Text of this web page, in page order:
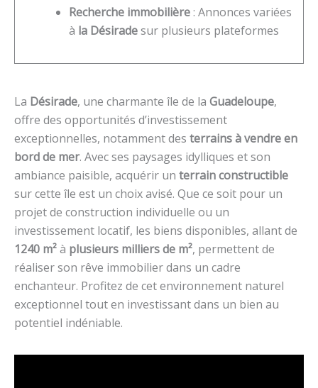
Recherche immobilière : Annonces variées
à la Désiradesur plusieurs plateformes
La Désirade, une charmante île de la Guadeloupe,
offre des opportunités d’investissement
exceptionnelles, notamment des terrains à vendre en
bord de mer. Avec ses paysages idylliques et son
ambiance paisible, acquérir un terrain constructible
sur cette île est un choix avisé. Que ce soit pour un
projet de construction individuelle ou un
investissement locatif, les biens disponibles, allant de
1240 m²à plusieurs milliers de m², permettent de
réaliser son rêve immobilier dans un cadre
enchanteur. Profitez de cet environnement naturel
exceptionnel tout en investissant dans un bien au
potentiel indéniable.